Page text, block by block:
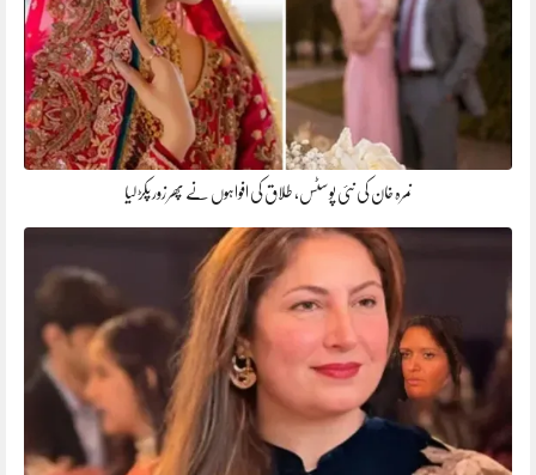
نمرہ خان کی نئی پوسٹس، طلاق کی افواہوں نے پھر زور پکڑ لیا